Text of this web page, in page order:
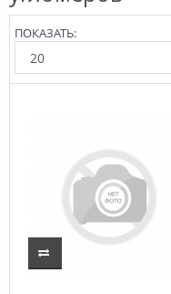
ПОКАЗАТЬ: